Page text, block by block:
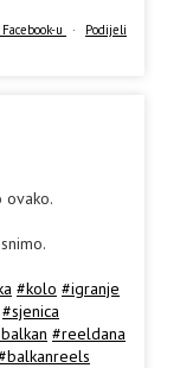
u · Podijeli
ovako.
#kolo #igranje
#sjenica
#reeldana